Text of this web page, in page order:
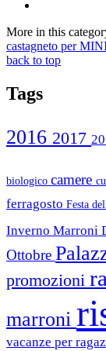
More in this
castagneto per
back to top
Tags
2016 2017
biologico camere
ferragosto Festa
Inverno Marroni
Ottobre
promozioni
marroni
vacanze per